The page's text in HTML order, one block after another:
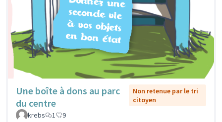
Une boîte à dons au parc
du centre
Non retenue par le tri
citoyen
krebs
1 9